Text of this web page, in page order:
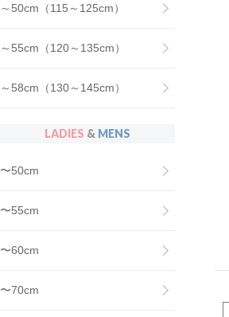
～50cm（115～125cm）
～55cm（120～135cm）
～58cm（130～145cm）
LADIES & MENS
〜50cm
〜55cm
〜60cm
〜70cm